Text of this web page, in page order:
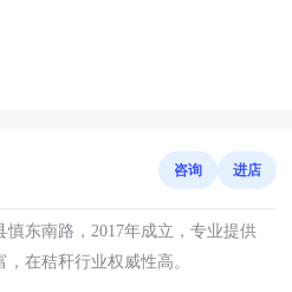
咨询 进店
慎东南路，2017年成立，专业提供
在秸秆行业权威性高。